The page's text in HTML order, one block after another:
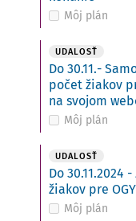
Môj plán
UDALOSŤ
Do 30.11.-
počet žiakov
na svojom
Môj plán
UDALOSŤ
Do 30.11.2024
žiakov pre OGY
Môj plán